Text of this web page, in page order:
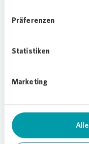
Präferenzen
Statistiken
Marketing
die Stadtplanung
Behutsame
Die Neubauten
diese in die
und durch die
Fassadenlängen
Situationen
einzelnen Häuser